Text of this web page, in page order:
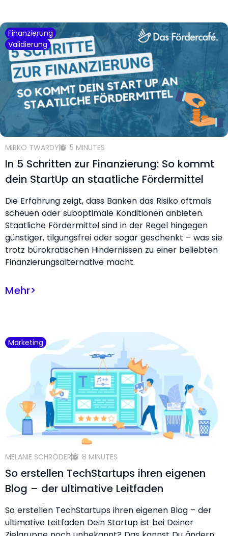
Finanzierung
Validierung
MIRKO TWARDY 5 MINUTES
In 5 Schritten zur Finanzierung: So kommt
dein StartUp an staatliche Fördermittel
Die Erfahrung zeigt, dass Banken das Risiko oftmals
scheuen oder suboptimale Konditionen anbieten.
Staatliche Fördermittel sind in der Regel hingegen
günstiger, tilgungsfrei oder sogar geschenkt – was sie
trotz bürokratischen Hindernissen zu einer beliebten
Finanzierungsalternative macht.
Mehr>
Marketing
MELANIE SCHRÖDER 8 MINUTES
So erstellen TechStartups ihren eigenen
Blog – der ultimative Leitfaden
So erstellen TechStartups ihren eigenen Blog – der
ultimative Leitfaden Dein Startup ist bei Deiner